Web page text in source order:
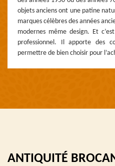
objets anciens ont une patine
marques célèbres des années
modernes même design. Et
professionnel. Il apporte des
permettre de bien choisir pour
ANTIQUITÉ